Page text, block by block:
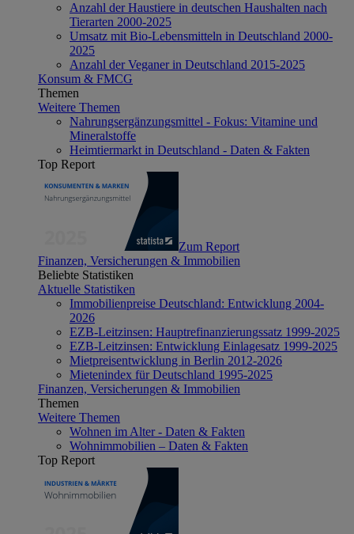
Anzahl der Haustiere in deutschen Haushalten nach
Tierarten 2000-2025
Umsatz mit Bio-Lebensmitteln in Deutschland 2000-
2025
Anzahl der Veganer in Deutschland 2015-2025
Konsum & FMCG
Themen
Weitere Themen
Nahrungsergänzungsmittel - Fokus: Vitamine und
Mineralstoffe
Heimtiermarkt in Deutschland - Daten & Fakten
Top Report
Zum Report
Finanzen, Versicherungen & Immobilien
Beliebte Statistiken
Aktuelle Statistiken
Immobilienpreise Deutschland: Entwicklung 2004-
2026
EZB-Leitzinsen: Hauptrefinanzierungssatz 1999-2025
EZB-Leitzinsen: Entwicklung Einlagesatz 1999-2025
Mietpreisentwicklung in Berlin 2012-2026
Mietenindex für Deutschland 1995-2025
Finanzen, Versicherungen & Immobilien
Themen
Weitere Themen
Wohnen im Alter - Daten & Fakten
Wohnimmobilien – Daten & Fakten
Top Report